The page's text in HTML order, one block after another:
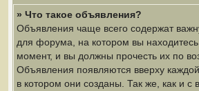
» Что такое объявления?
Объявления чаще всего содержат
для форума, на котором вы
момент, и вы должны прочесть их по
Объявления появляются вверху
в котором они созданы. Так же, как и с